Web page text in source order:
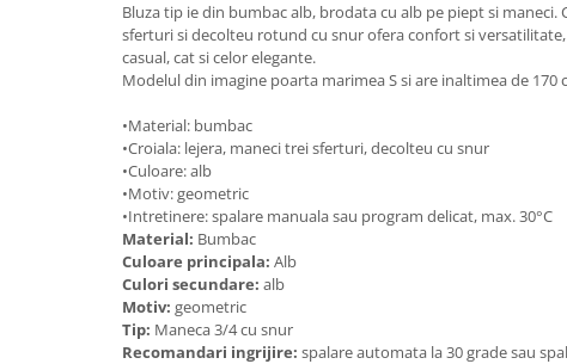
Bluza tip ie din bumbac alb, brodata cu alb pe piept si maneci.
sferturi si decolteu rotund cu snur ofera confort si
casual, cat si celor elegante.
Modelul din imagine poarta marimea S si are inaltimea de 170
•Material: bumbac
•Croiala: lejera, maneci trei sferturi, decolteu cu snur
•Culoare: alb
•Motiv: geometric
•Intretinere: spalare manuala sau program delicat, max. 30°C
Material: Bumbac
Culoare principala: Alb
Culori secundare: alb
Motiv: geometric
Tip: Maneca 3/4 cu snur
Recomandari ingrijire: spalare automata la 30 grade sau